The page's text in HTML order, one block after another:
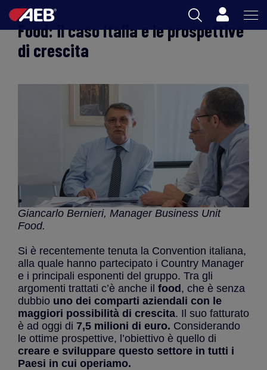
AEB
AEB ACADEMY
IT
Carrello
Food: il caso Italia e le prospettive
di crescita
Giancarlo Bernieri, Manager Business Unit
Food.
Si è recentemente tenuta la Convention italiana,
alla quale hanno partecipato i Country Manager
e i principali esponenti del gruppo. Tra gli
argomenti trattati c’è anche il food, che è senza
dubbio uno dei comparti aziendali con le
maggiori possibilità di crescita. Il suo fatturato
è ad oggi di 7,5 milioni di euro. Considerando
le ottime prospettive, l’obiettivo è quello di
creare e sviluppare questo settore in tutti i
Paesi in cui operiamo.